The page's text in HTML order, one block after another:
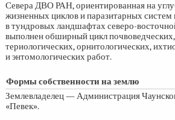
Севера ДВО РАН, ориентированная на
жизненных циклов и паразитарных систем
в тундровых ландшафтах северо-
выполнен обширный цикл
териологических, орнитологических,
и энтомологических работ.
Формы собственности на землю
Землевладелец — Администрация
«Певек».